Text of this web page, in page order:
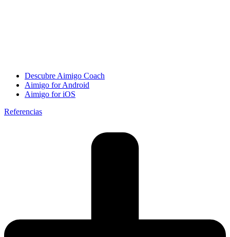
Descubre Aimigo Coach
Aimigo for Android
Aimigo for iOS
Referencias